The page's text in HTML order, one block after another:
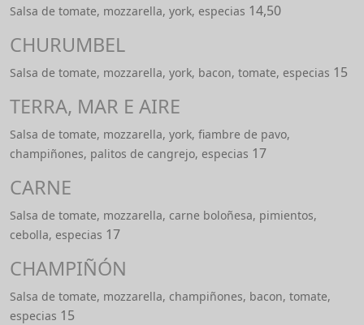
Salsa de tomate, mozzarella, york, especias 14,50
CHURUMBEL
Salsa de tomate, mozzarella, york, bacon, tomate, especias 15
TERRA, MAR E AIRE
Salsa de tomate, mozzarella, york, fiambre de pavo,
champiñones, palitos de cangrejo, especias 17
CARNE
Salsa de tomate, mozzarella, carne boloñesa, pimientos,
cebolla, especias 17
CHAMPIÑÓN
Salsa de tomate, mozzarella, champiñones, bacon, tomate,
especias 15